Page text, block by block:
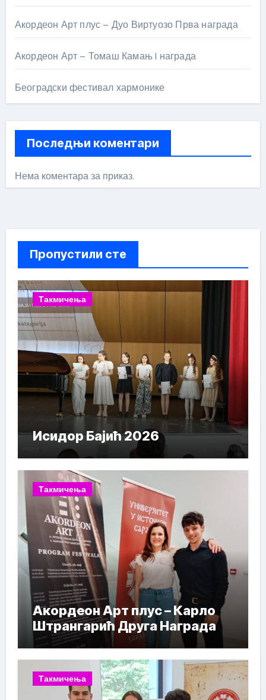
Акордеон Арт плус – Дуо Виртуозо Прва награда
Акордеон Арт – Томаш Камањ I награда
Београдски фестивал хармонике
Последњи коментари
Нема коментара за приказ.
Пропустили сте
Такмичења
Исидор Бајић 2026
Такмичења
Акордеон Арт плус – Карло
Штрангарић Друга Награда
Такмичења